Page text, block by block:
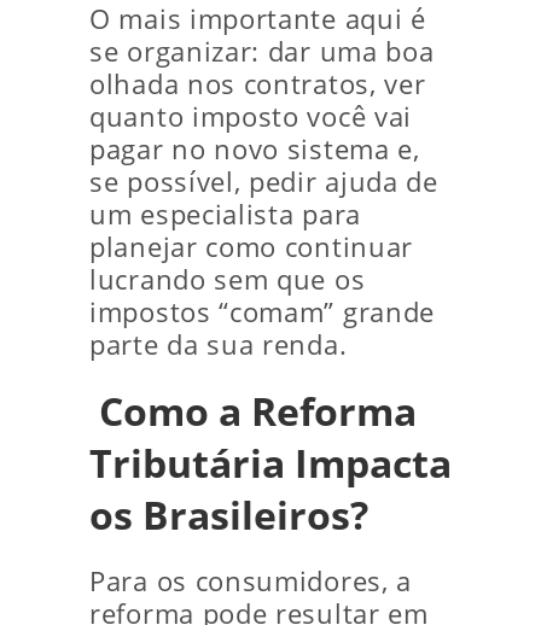
O mais importante aqui é
se organizar: dar uma boa
olhada nos contratos, ver
quanto imposto você vai
pagar no novo sistema e,
se possível, pedir ajuda de
um especialista para
planejar como continuar
lucrando sem que os
impostos “comam” grande
parte da sua renda.
Como a Reforma
Tributária Impacta
os Brasileiros?
Para os consumidores, a
reforma pode resultar em